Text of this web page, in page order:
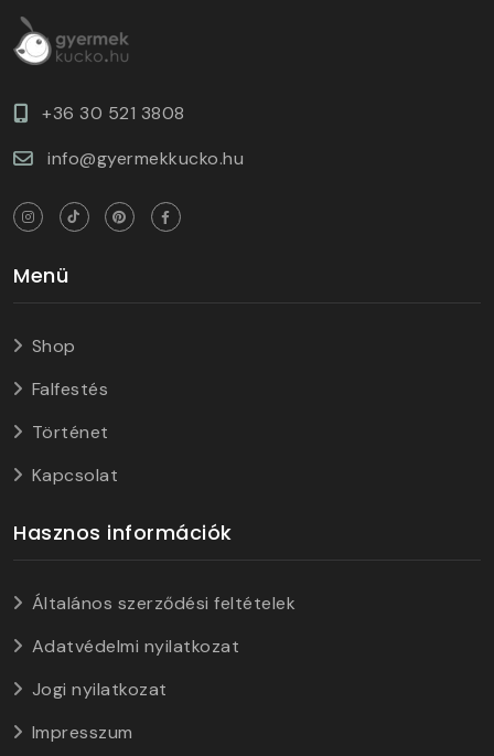
+36 30 521 3808
info@gyermekkucko.hu
Menü
Shop
Falfestés
Történet
Kapcsolat
Hasznos információk
Általános szerződési feltételek
Adatvédelmi nyilatkozat
Jogi nyilatkozat
Impresszum